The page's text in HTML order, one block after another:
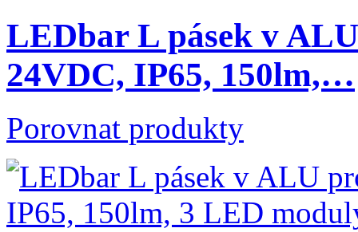
LEDbar L pásek v
24VDC, IP65, 150lm,…
Porovnat produkty